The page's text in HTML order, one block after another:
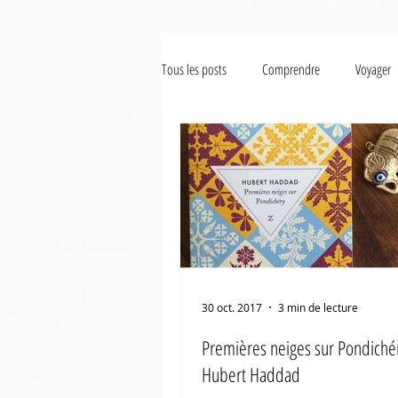
Tous les posts Comprendre Voyager
Premières neiges sur
Hubert Haddad
30 oct. 2017 3 min de lecture